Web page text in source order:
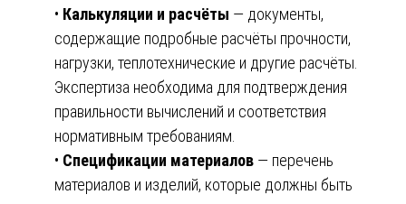
• Калькуляции и расчёты — документы,
содержащие подробные расчёты прочности,
нагрузки, теплотехнические и другие расчёты.
Экспертиза необходима для подтверждения
правильности вычислений и соответствия
нормативным требованиям.
• Спецификации материалов — перечень
материалов и изделий, которые должны быть